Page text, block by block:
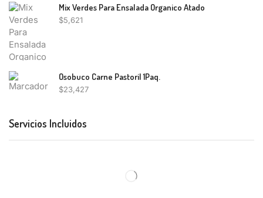
Mix Verdes Para Ensalada Organico Atado
$5,621
Osobuco Carne Pastoril 1Paq.
$23,427
Servicios Incluidos